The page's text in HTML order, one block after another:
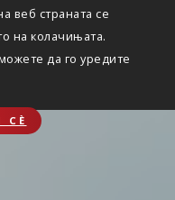
веб страната се
на колачињата.
да го уредите
СЀ